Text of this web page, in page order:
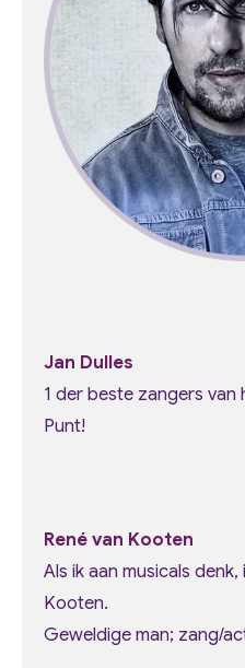
Jan Dulles
1 der beste zangers van
Punt!
René van Kooten
Als ik aan musicals
Kooten.
Geweldige man; zang/